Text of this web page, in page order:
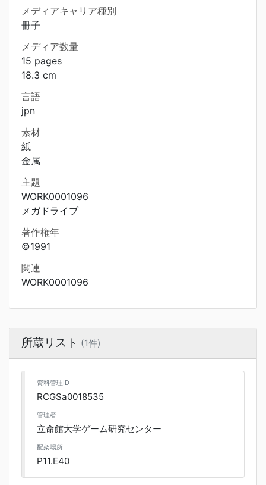
メディアキャリア種別
冊子
メディア数量
15 pages
18.3 cm
言語
jpn
素材
紙
金属
主題
WORK0001096
メガドライブ
著作権年
©1991
関連
WORK0001096
所蔵リスト (1件)
資料管理ID
RCGSa0018535
管理者
立命館大学ゲーム研究センター
配架場所
P11.E40